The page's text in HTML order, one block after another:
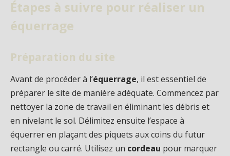
Étapes à suivre pour réaliser un
équerrage
Préparation du site
Avant de procéder à l’équerrage, il est essentiel de
préparer le site de manière adéquate. Commencez par
nettoyer la zone de travail en éliminant les débris et
en nivelant le sol. Délimitez ensuite l’espace à
équerrer en plaçant des piquets aux coins du futur
rectangle ou carré. Utilisez un cordeau pour marquer